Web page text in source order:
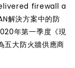
firewall a
解決方案中的防
年第一季度《現
五大防火牆供應商